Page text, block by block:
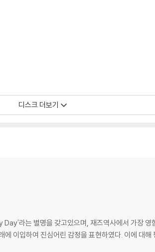
이 발생할 수 있습니다.
을 요청할 수 있으며, 동영상이 없는 경우 반품/교
어려우므로 신중한 구매를 부탁드립니다.
디스크 더보기
라는 별명을 갖고있으며, 재즈역사에서 가장
이입하여 진심어린 감정을 표현하였다. 이에 대